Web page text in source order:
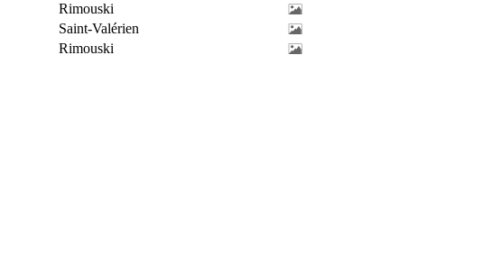
Rimouski
Saint-Valérien
Rimouski